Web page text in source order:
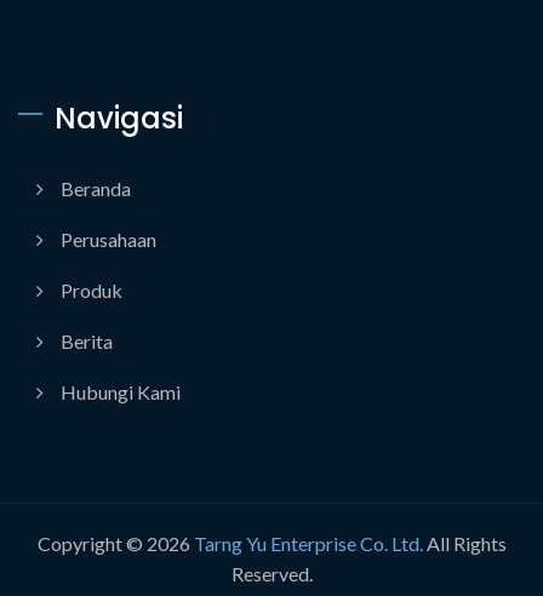
Navigasi
Beranda
Perusahaan
Produk
Berita
Hubungi Kami
Copyright © 2026 Tarng Yu Enterprise Co. Ltd.All Rights
Reserved.